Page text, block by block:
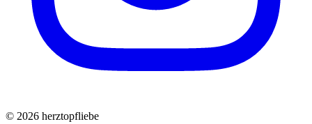
© 2026 herztopfliebe